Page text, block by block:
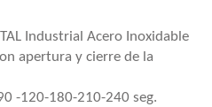
Industrial Acero Inoxidable
apertura y cierre de la
-120-180-210-240 seg.